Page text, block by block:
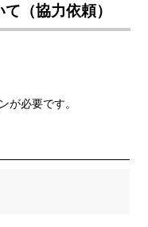
（協力依頼）
が必要です。